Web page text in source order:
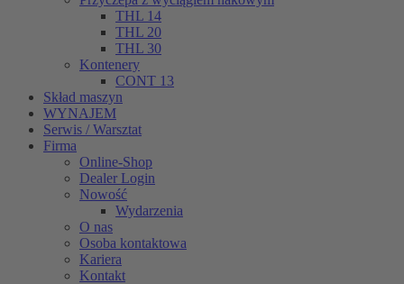
THL 14
THL 20
THL 30
Kontenery
CONT 13
Skład maszyn
WYNAJEM
Serwis / Warsztat
Firma
Online-Shop
Dealer Login
Nowość
Wydarzenia
O nas
Osoba kontaktowa
Kariera
Kontakt